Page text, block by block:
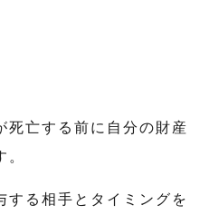
死亡する前に自分の財産
する相手とタイミングを